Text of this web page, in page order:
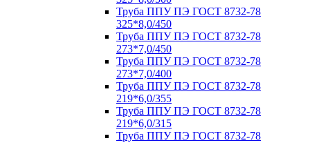
Труба ППУ ПЭ ГОСТ 8732-78
325*8,0/450
Труба ППУ ПЭ ГОСТ 8732-78
273*7,0/450
Труба ППУ ПЭ ГОСТ 8732-78
273*7,0/400
Труба ППУ ПЭ ГОСТ 8732-78
219*6,0/355
Труба ППУ ПЭ ГОСТ 8732-78
219*6,0/315
Труба ППУ ПЭ ГОСТ 8732-78